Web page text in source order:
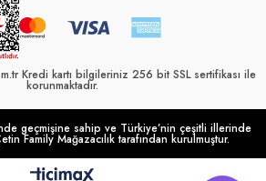
Kredi kartı bilgileriniz 256 bit SSL sertifikası ile
korunmaktadır.
geçmişine sahip ve Türkiye’nin çeşitli illerinde
Family Mağazacılık tarafından kurulmuştur.